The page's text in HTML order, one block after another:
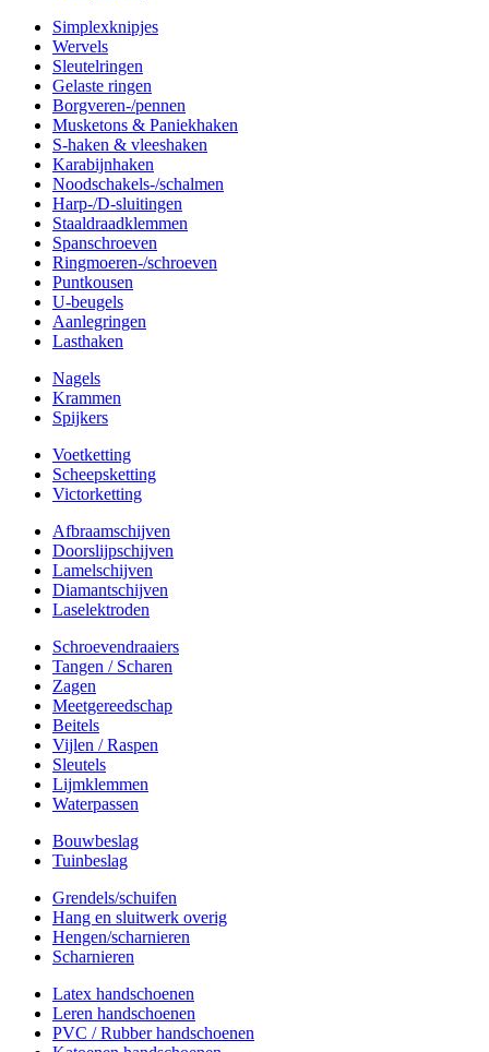
Simplexknipjes
Wervels
Sleutelringen
Gelaste ringen
Borgveren-/pennen
Musketons & Paniekhaken
S-haken & vleeshaken
Karabijnhaken
Noodschakels-/schalmen
Harp-/D-sluitingen
Staaldraadklemmen
Spanschroeven
Ringmoeren-/schroeven
Puntkousen
U-beugels
Aanlegringen
Lasthaken
Nagels
Krammen
Spijkers
Voetketting
Scheepsketting
Victorketting
Afbraamschijven
Doorslijpschijven
Lamelschijven
Diamantschijven
Laselektroden
Schroevendraaiers
Tangen / Scharen
Zagen
Meetgereedschap
Beitels
Vijlen / Raspen
Sleutels
Lijmklemmen
Waterpassen
Bouwbeslag
Tuinbeslag
Grendels/schuifen
Hang en sluitwerk overig
Hengen/scharnieren
Scharnieren
Latex handschoenen
Leren handschoenen
PVC / Rubber handschoenen